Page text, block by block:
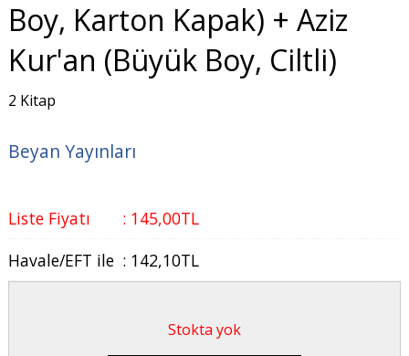
Boy, Karton Kapak) + Aziz
Kur'an (Büyük Boy, Ciltli)
2 Kitap
Beyan Yayınları
Liste Fiyatı : 145,00TL
Havale/EFT ile : 142,10TL
Stokta yok